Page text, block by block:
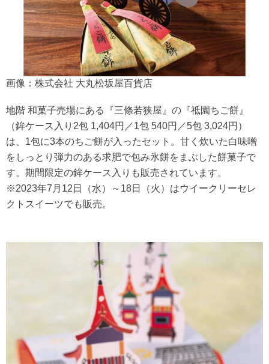
画像：株式会社 大丸松坂屋百貨店
地階 和菓子売場にある『三條若狭屋』の『祗園ちご餅』
（鉾ケース入り2包 1,404円／1包 540円／5包 3,024円）
は、1包に3本のちご餅が入ったセット。甘く炊いた白味噌
をしっとり弾力のある求肥で包み氷餅をまぶした餅菓子で
す。期間限定の鉾ケース入りも販売されています。
※2023年7月12日（水）～18日（火）はウイークリーセレ
クトスイーツでも販売。